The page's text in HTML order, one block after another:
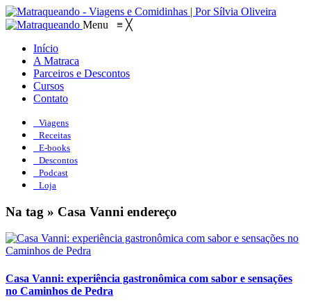
Menu ≡ ╳
Início
A Matraca
Parceiros e Descontos
Cursos
Contato
Viagens
Receitas
E-books
Descontos
Podcast
Loja
Na tag » Casa Vanni endereço
Casa Vanni: experiência gastronômica com sabor e sensações
no Caminhos de Pedra